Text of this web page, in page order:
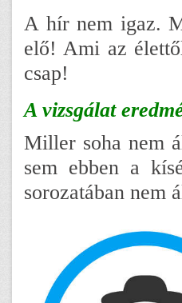
A hír nem igaz.
elő! Ami az
csap!
A vizsgálat
Miller soha nem
sem ebben a
sorozatában nem